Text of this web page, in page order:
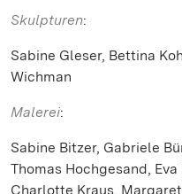
Skulpturen:
Sabine Gleser, Bettina
Wichman
Malerei:
Sabine Bitzer, Gabriele
Thomas Hochgesand,
Charlotte Kraus,